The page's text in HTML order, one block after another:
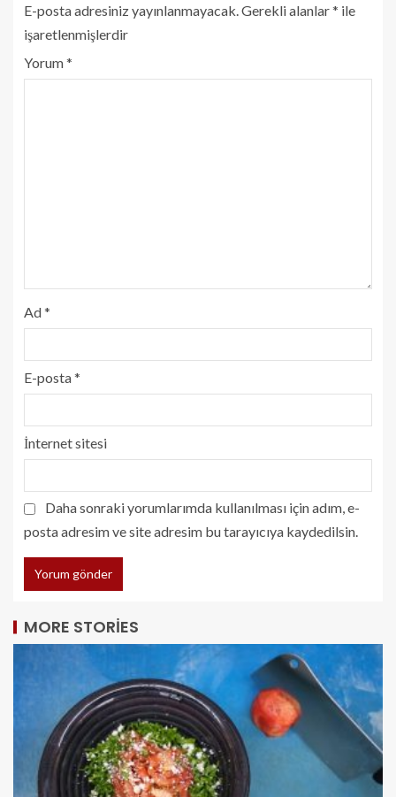
E-posta adresiniz yayınlanmayacak. Gerekli alanlar* ile
işaretlenmişlerdir
Yorum*
Ad*
E-posta*
İnternet sitesi
Daha sonraki yorumlarımda kullanılması için adım, e-
posta adresim ve site adresim bu tarayıcıya kaydedilsin.
MORE STORIES